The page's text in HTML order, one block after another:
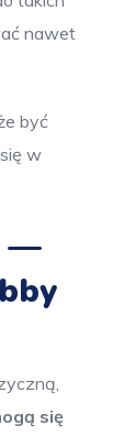
nawet
być
w
—
się